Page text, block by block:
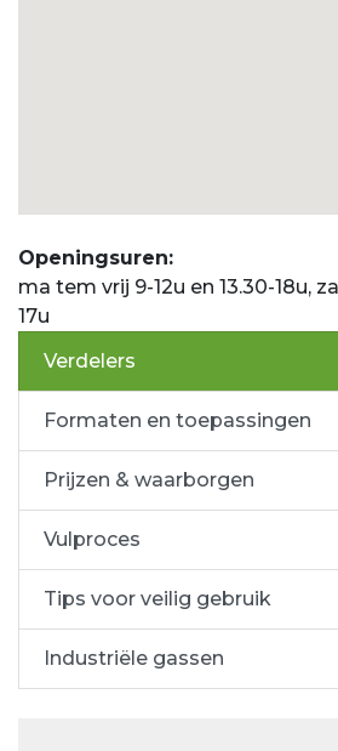
Openingsuren:
ma tem vrij 9-12u en 13.30-18u,
17u
Verdelers
Formaten en toepassingen
Prijzen & waarborgen
Vulproces
Tips voor veilig gebruik
Industriële gassen